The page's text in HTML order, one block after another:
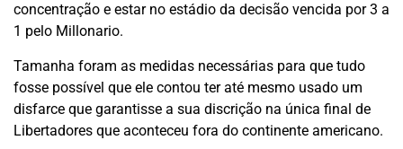
concentração e estar no estádio da decisão vencida por 3 a
1 pelo Millonario.
Tamanha foram as medidas necessárias para que tudo
fosse possível que ele contou ter até mesmo usado um
disfarce que garantisse a sua discrição na única final de
Libertadores que aconteceu fora do continente americano.